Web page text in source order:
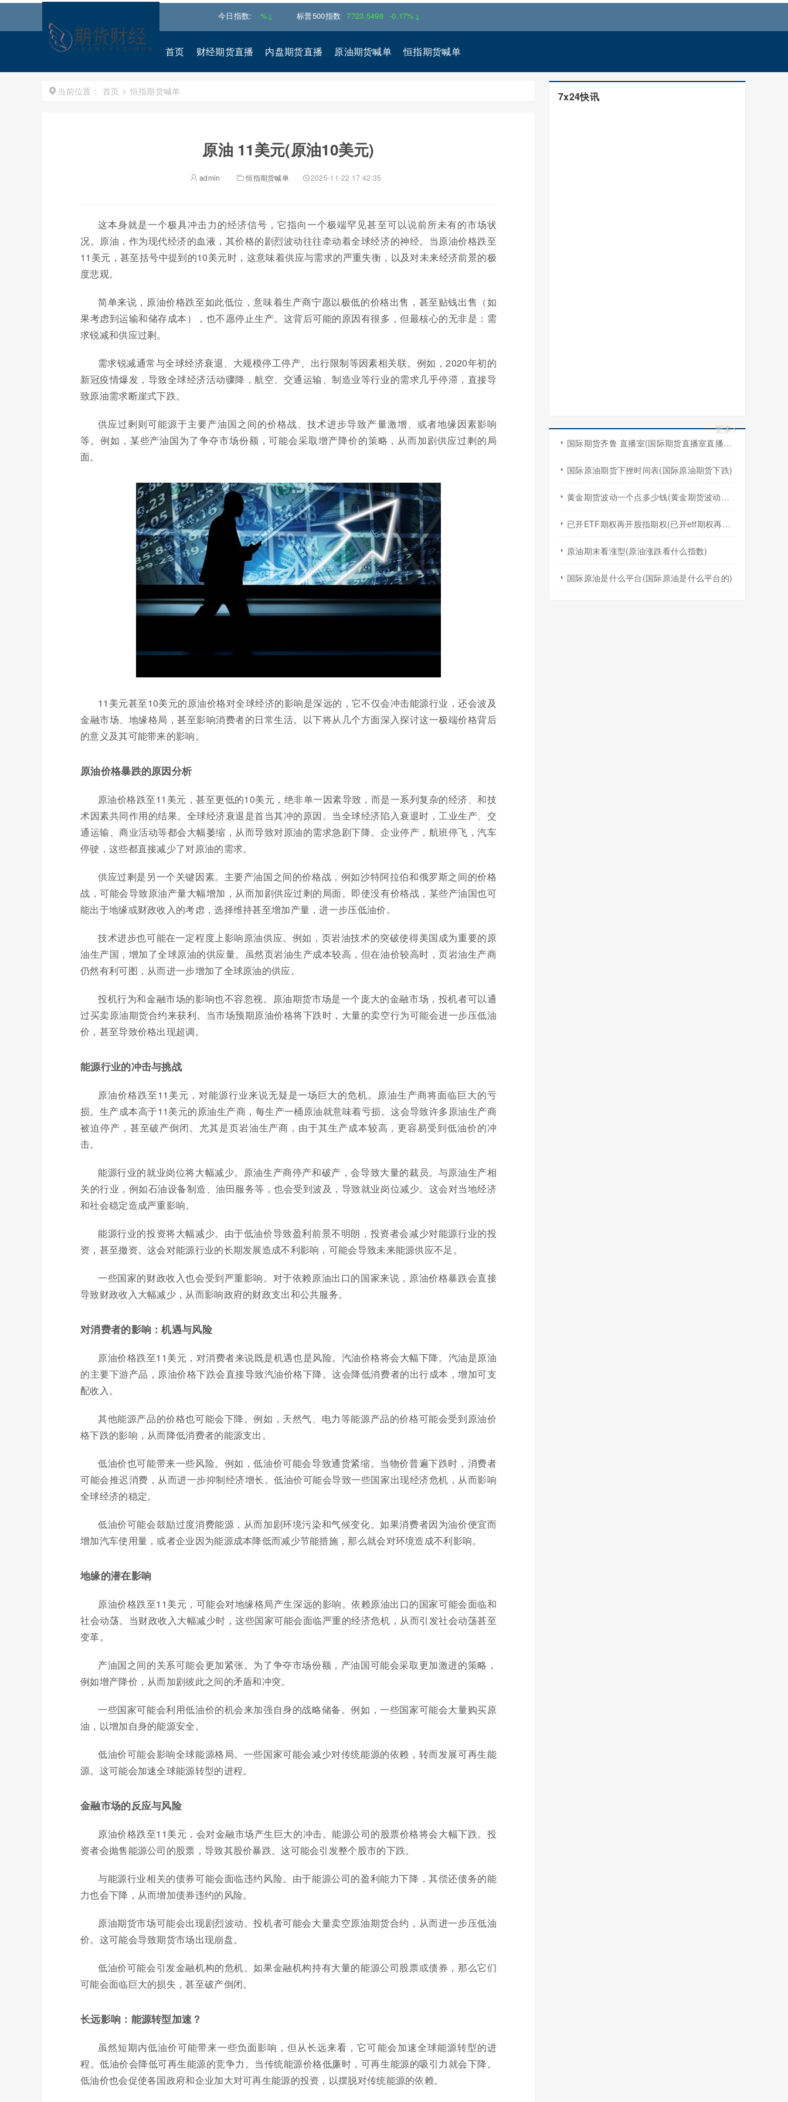
今日指数:
-0.83%↓ 标普500指数 7723.5498 -0.17%↓
首页 财经期货直播 内盘期货直播 原油期货喊单 恒指期货喊单
当前位置： 首页 > 恒指期货喊单
原油 11美元(原油10美元)
admin 恒指期货喊单 2025-11-22 17:42:35
这本身就是一个极具冲击力的经济信号，它指向一个极端罕见甚至可以说前所未有的市场状
况。原油，作为现代经济的血液，其价格的剧烈波动往往牵动着全球经济的神经。当原油价格跌至
11美元，甚至括号中提到的10美元时，这意味着供应与需求的严重失衡，以及对未来经济前景的极
度悲观。
简单来说，原油价格跌至如此低位，意味着生产商宁愿以极低的价格出售，甚至贴钱出售（如
果考虑到运输和储存成本），也不愿停止生产。这背后可能的原因有很多，但最核心的无非是：需
求锐减和供应过剩。
需求锐减通常与全球经济衰退、大规模停工停产、出行限制等因素相关联。例如，2020年初的
新冠疫情爆发，导致全球经济活动骤降，航空、交通运输、制造业等行业的需求几乎停滞，直接导
致原油需求断崖式下跌。
供应过剩则可能源于主要产油国之间的价格战、技术进步导致产量激增、或者地缘因素影响
等。例如，某些产油国为了争夺市场份额，可能会采取增产降价的策略，从而加剧供应过剩的局
面。
11美元甚至10美元的原油价格对全球经济的影响是深远的，它不仅会冲击能源行业，还会波及
金融市场、地缘格局，甚至影响消费者的日常生活。以下将从几个方面深入探讨这一极端价格背后
的意义及其可能带来的影响。
原油价格暴跌的原因分析
原油价格跌至11美元，甚至更低的10美元，绝非单一因素导致，而是一系列复杂的经济、和技
术因素共同作用的结果。全球经济衰退是首当其冲的原因。当全球经济陷入衰退时，工业生产、交
通运输、商业活动等都会大幅萎缩，从而导致对原油的需求急剧下降。企业停产，航班停飞，汽车
停驶，这些都直接减少了对原油的需求。
供应过剩是另一个关键因素。主要产油国之间的价格战，例如沙特阿拉伯和俄罗斯之间的价格
战，可能会导致原油产量大幅增加，从而加剧供应过剩的局面。即使没有价格战，某些产油国也可
能出于地缘或财政收入的考虑，选择维持甚至增加产量，进一步压低油价。
技术进步也可能在一定程度上影响原油供应。例如，页岩油技术的突破使得美国成为重要的原
油生产国，增加了全球原油的供应量。虽然页岩油生产成本较高，但在油价较高时，页岩油生产商
仍然有利可图，从而进一步增加了全球原油的供应。
投机行为和金融市场的影响也不容忽视。原油期货市场是一个庞大的金融市场，投机者可以通
过买卖原油期货合约来获利。当市场预期原油价格将下跌时，大量的卖空行为可能会进一步压低油
价，甚至导致价格出现超调。
能源行业的冲击与挑战
原油价格跌至11美元，对能源行业来说无疑是一场巨大的危机。原油生产商将面临巨大的亏
损。生产成本高于11美元的原油生产商，每生产一桶原油就意味着亏损。这会导致许多原油生产商
被迫停产，甚至破产倒闭。尤其是页岩油生产商，由于其生产成本较高，更容易受到低油价的冲
击。
能源行业的就业岗位将大幅减少。原油生产商停产和破产，会导致大量的裁员。与原油生产相
关的行业，例如石油设备制造、油田服务等，也会受到波及，导致就业岗位减少。这会对当地经济
和社会稳定造成严重影响。
能源行业的投资将大幅减少。由于低油价导致盈利前景不明朗，投资者会减少对能源行业的投
资，甚至撤资。这会对能源行业的长期发展造成不利影响，可能会导致未来能源供应不足。
一些国家的财政收入也会受到严重影响。对于依赖原油出口的国家来说，原油价格暴跌会直接
导致财政收入大幅减少，从而影响政府的财政支出和公共服务。
对消费者的影响：机遇与风险
原油价格跌至11美元，对消费者来说既是机遇也是风险。汽油价格将会大幅下降。汽油是原油
的主要下游产品，原油价格下跌会直接导致汽油价格下降。这会降低消费者的出行成本，增加可支
配收入。
其他能源产品的价格也可能会下降。例如，天然气、电力等能源产品的价格可能会受到原油价
格下跌的影响，从而降低消费者的能源支出。
低油价也可能带来一些风险。例如，低油价可能会导致通货紧缩。当物价普遍下跌时，消费者
可能会推迟消费，从而进一步抑制经济增长。低油价可能会导致一些国家出现经济危机，从而影响
全球经济的稳定。
低油价可能会鼓励过度消费能源，从而加剧环境污染和气候变化。如果消费者因为油价便宜而
增加汽车使用量，或者企业因为能源成本降低而减少节能措施，那么就会对环境造成不利影响。
地缘的潜在影响
原油价格跌至11美元，可能会对地缘格局产生深远的影响。依赖原油出口的国家可能会面临和
社会动荡。当财政收入大幅减少时，这些国家可能会面临严重的经济危机，从而引发社会动荡甚至
变革。
产油国之间的关系可能会更加紧张。为了争夺市场份额，产油国可能会采取更加激进的策略，
例如增产降价，从而加剧彼此之间的矛盾和冲突。
一些国家可能会利用低油价的机会来加强自身的战略储备。例如，一些国家可能会大量购买原
油，以增加自身的能源安全。
低油价可能会影响全球能源格局。一些国家可能会减少对传统能源的依赖，转而发展可再生能
源。这可能会加速全球能源转型的进程。
金融市场的反应与风险
原油价格跌至11美元，会对金融市场产生巨大的冲击。能源公司的股票价格将会大幅下跌。投
资者会抛售能源公司的股票，导致其股价暴跌。这可能会引发整个股市的下跌。
与能源行业相关的债券可能会面临违约风险。由于能源公司的盈利能力下降，其偿还债务的能
力也会下降，从而增加债券违约的风险。
原油期货市场可能会出现剧烈波动。投机者可能会大量卖空原油期货合约，从而进一步压低油
价。这可能会导致期货市场出现崩盘。
低油价可能会引发金融机构的危机。如果金融机构持有大量的能源公司股票或债券，那么它们
可能会面临巨大的损失，甚至破产倒闭。
长远影响：能源转型加速？
虽然短期内低油价可能带来一些负面影响，但从长远来看，它可能会加速全球能源转型的进
程。低油价会降低可再生能源的竞争力。当传统能源价格低廉时，可再生能源的吸引力就会下降。
低油价也会促使各国政府和企业加大对可再生能源的投资，以摆脱对传统能源的依赖。
7x24快讯
更多>
国际期货齐鲁 直播室(国际期货直播室直播频道)
国际原油期货下挫时间表(国际原油期货下跌)
黄金期货波动一个点多少钱(黄金期货波动一个点多少钱啊)
已开ETF期权再开股指期权(已开etf期权再开股指期权怎么算)
原油期末看涨型(原油涨跌看什么指数)
国际原油是什么平台(国际原油是什么平台的)